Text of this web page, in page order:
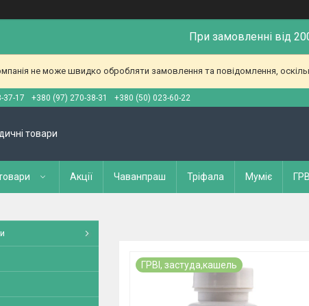
При замовленні від
не може швидко обробляти замовлення та повідомлення,
37-17 +380 (97) 270-38-31 +380 (50) 023-60-22
товари
Акції Чаванпраш Тріфала Муміє
ГРВІ, застуда,кашель